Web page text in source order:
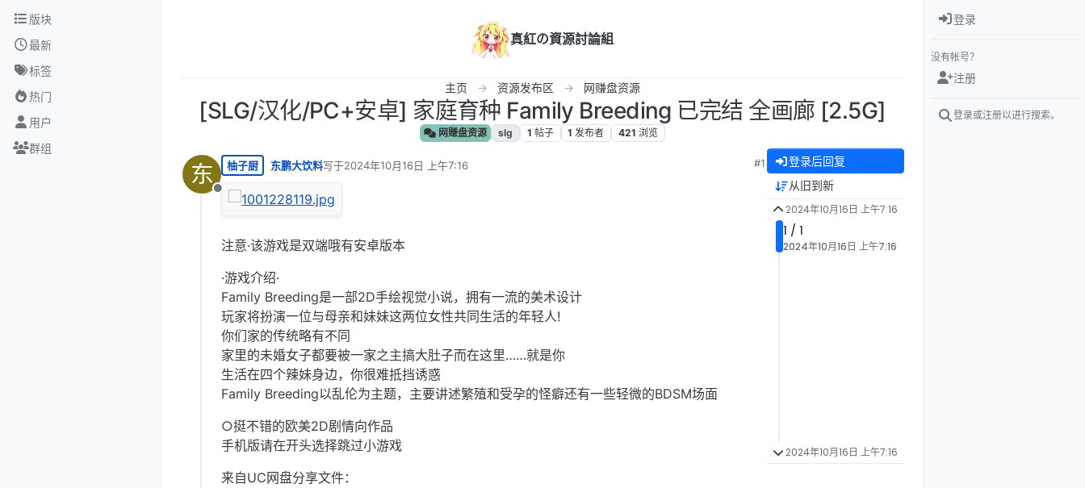
跳转至内容
版块
最新
标签
热门
用户
群组
真紅の資源討論組
主页 资源发布区 网赚盘资源
[SLG/汉化/PC+安卓] 家庭育种 Family Breeding 已完结 全画廊 [2.5G]
网赚盘资源 slg 1 帖子 1 发布者 421 浏览
东
离线
柚子厨 东鹏大饮料写于2024年10月16日 上午7:16
最后由 编辑
#1
注意·该游戏是双端哦有安卓版本
·游戏介绍·
Family Breeding是一部2D手绘视觉小说，拥有一流的美术设计
玩家将扮演一位与母亲和妹妹这两位女性共同生活的年轻人!
你们家的传统略有不同
家里的未婚女子都要被一家之主搞大肚子而在这里……就是你
生活在四个辣妹身边，你很难抵挡诱惑
Family Breeding以乱伦为主题，主要讲述繁殖和受孕的怪癖还有一些轻微的BDSM场面
○挺不错的欧美2D剧情向作品
手机版请在开头选择跳过小游戏
来自UC网盘分享文件：
登录后回复
从旧到新
2024年10月16日 上午7:16
1 / 1
2024年10月16日 上午7:16
2024年10月16日 上午7:16
登录
没有帐号？
注册
登录或注册以进行搜索。